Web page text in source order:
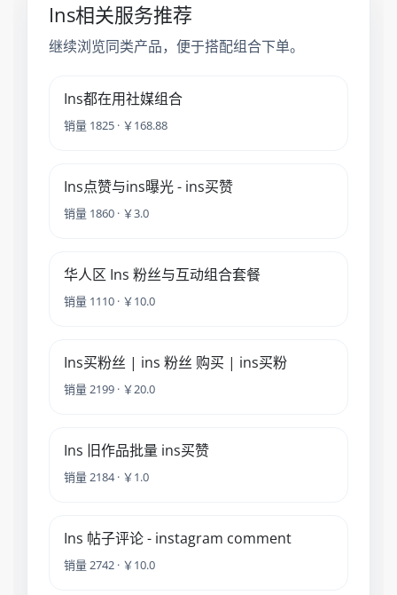
Ins相关服务推荐
继续浏览同类产品，便于搭配组合下单。
Ins都在用社媒组合
销量 1825 · ￥168.88
Ins点赞与ins曝光 - ins买赞
销量 1860 · ￥3.0
华人区 Ins 粉丝与互动组合套餐
销量 1110 · ￥10.0
Ins买粉丝 | ins 粉丝 购买 | ins买粉
销量 2199 · ￥20.0
Ins 旧作品批量 ins买赞
销量 2184 · ￥1.0
Ins 帖子评论 - instagram comment
销量 2742 · ￥10.0